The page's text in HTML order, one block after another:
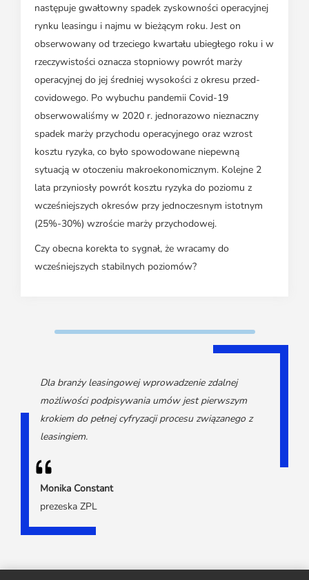
następuje gwałtowny spadek zyskowności operacyjnej
rynku leasingu i najmu w bieżącym roku. Jest on
obserwowany od trzeciego kwartału ubiegłego roku i w
rzeczywistości oznacza stopniowy powrót marży
operacyjnej do jej średniej wysokości z okresu przed-
covidowego. Po wybuchu pandemii Covid-19
obserwowaliśmy w 2020 r. jednorazowo nieznaczny
spadek marży przychodu operacyjnego oraz wzrost
kosztu ryzyka, co było spowodowane niepewną
sytuacją w otoczeniu makroekonomicznym. Kolejne 2
lata przyniosły powrót kosztu ryzyka do poziomu z
wcześniejszych okresów przy jednoczesnym istotnym
(25%-30%) wzroście marży przychodowej.
Czy obecna korekta to sygnał, że wracamy do
wcześniejszych stabilnych poziomów?
Dla branży leasingowej wprowadzenie zdalnej
możliwości podpisywania umów jest pierwszym
krokiem do pełnej cyfryzacji procesu związanego z
leasingiem.
Monika Constant
prezeska ZPL